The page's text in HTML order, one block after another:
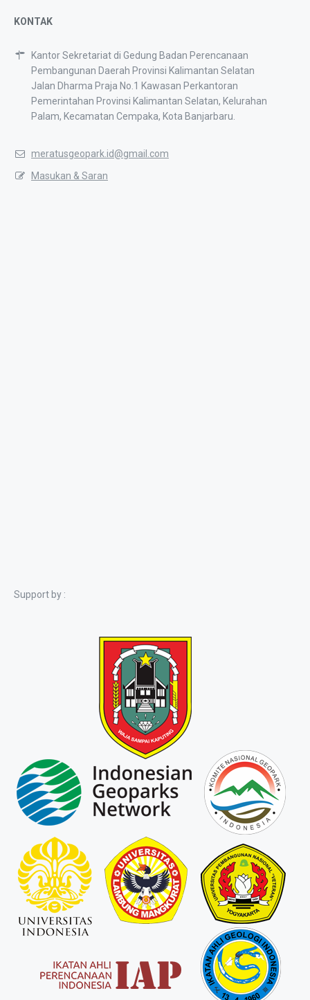
KONTAK
Kantor Sekretariat di Gedung Badan Perencanaan
Pembangunan Daerah Provinsi Kalimantan Selatan
Jalan Dharma Praja No.1 Kawasan Perkantoran
Pemerintahan Provinsi Kalimantan Selatan, Kelurahan
Palam, Kecamatan Cempaka, Kota Banjarbaru.
meratusgeopark.id@gmail.com
Masukan & Saran
Support by :